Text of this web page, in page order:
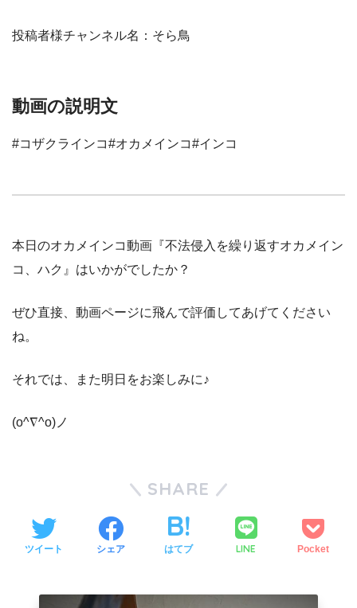
投稿者様チャンネル名：そら鳥
動画の説明文
#コザクラインコ#オカメインコ#インコ
本日のオカメインコ動画『不法侵入を繰り返すオカメイン
コ、ハク』はいかがでしたか？
ぜひ直接、動画ページに飛んで評価してあげてください
ね。
それでは、また明日をお楽しみに♪
(o^∇^o)ノ
SHARE
ツイート シェア はてブ LINE Pocket